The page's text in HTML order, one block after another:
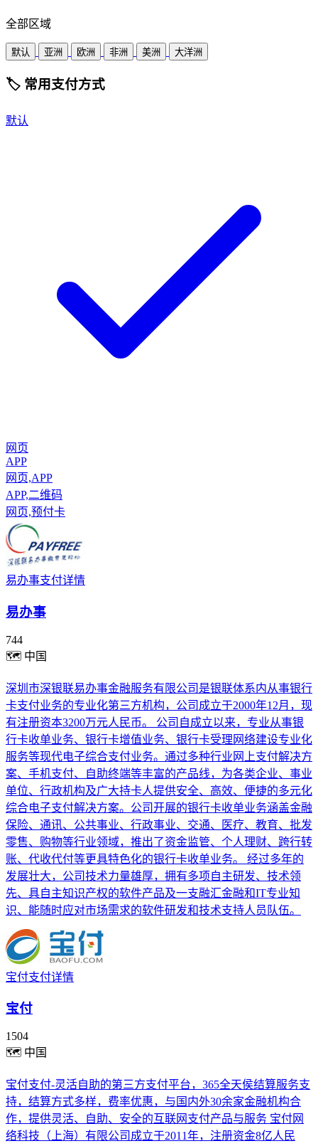
全部区域
默认 亚洲 欧洲 非洲 美洲 大洋洲
🏷️ 常用支付方式
默认
网页
APP
网页,APP
APP,二维码
网页,预付卡
易办事支付详情
易办事
744
🗺 中国
深圳市深银联易办事金融服务有限公司是银联体系内从事银行
卡支付业务的专业化第三方机构，公司成立于2000年12月，现
有注册资本3200万元人民币。 公司自成立以来，专业从事银
行卡收单业务、银行卡增值业务、银行卡受理网络建设专业化
服务等现代电子综合支付业务。通过多种行业网上支付解决方
案、手机支付、自助终端等丰富的产品线，为各类企业、事业
单位、行政机构及广大持卡人提供安全、高效、便捷的多元化
综合电子支付解决方案。公司开展的银行卡收单业务涵盖金融
保险、通讯、公共事业、行政事业、交通、医疗、教育、批发
零售、购物等行业领域，推出了资金监管、个人理财、跨行转
账、代收代付等更具特色化的银行卡收单业务。 经过多年的
发展壮大，公司技术力量雄厚，拥有多项自主研发、技术领
先、具自主知识产权的软件产品及一支融汇金融和IT专业知
识、能随时应对市场需求的软件研发和技术支持人员队伍。
宝付支付详情
宝付
1504
🗺 中国
宝付支付-灵活自助的第三方支付平台，365全天侯结算服务支
持，结算方式多样，费率优惠，与国内外30余家金融机构合
作，提供灵活、自助、安全的互联网支付产品与服务 宝付网
络科技（上海）有限公司成立于2011年，注册资金8亿人民